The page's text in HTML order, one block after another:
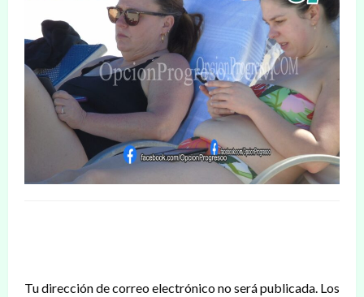
Tu dirección de correo electrónico no será publicada. Los